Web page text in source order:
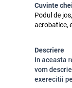
Cuvinte
Podul de
acrobatice,
Descriere
In aceasta
vom
exerecitii